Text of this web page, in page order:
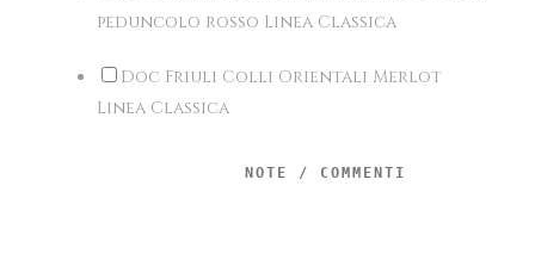
peduncolo rosso Linea Classica
Doc Friuli Colli Orientali Merlot
Linea Classica